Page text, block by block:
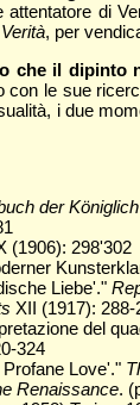
di
Verità, per
che il
con le sue
i due
der
(1906): 298'302
Liebe'."
XII (1917): 288-
del
324
Love'."
Renaissance.